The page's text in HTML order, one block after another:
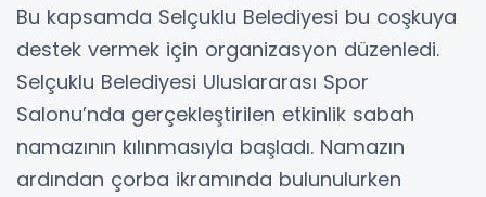
Bu kapsamda Selçuklu Belediyesi bu coşkuya
destek vermek için organizasyon düzenledi.
Selçuklu Belediyesi Uluslararası Spor
Salonu’nda gerçekleştirilen etkinlik sabah
namazının kılınmasıyla başladı. Namazın
ardından çorba ikramında bulunulurken